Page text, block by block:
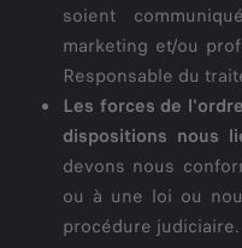
soient
marketing et/ou
Responsable du
Les forces de
dispositions nous
devons nous
ou à une loi ou
procédure judiciaire.